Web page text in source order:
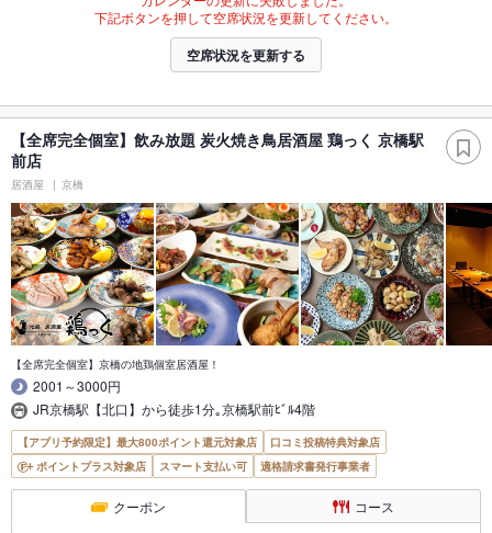
下記ボタンを押して空席状況を更新してください。
空席状況を更新する
【全席完全個室】飲み放題 炭火焼き鳥居酒屋 鶏っく 京橋駅
前店
居酒屋 京橋
【全席完全個室】京橋の地鶏個室居酒屋！
2001～3000円
JR京橋駅【北口】から徒歩1分｡京橋駅前ﾋﾞﾙ4階
【アプリ予約限定】最大800ポイント還元対象店
口コミ投稿特典対象店
ポイントプラス対象店
スマート支払い可 適格請求書発行事業者
クーポン コース